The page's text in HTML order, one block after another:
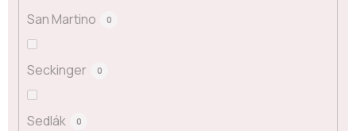
San Martino 0
Seckinger 0
Sedlák 0